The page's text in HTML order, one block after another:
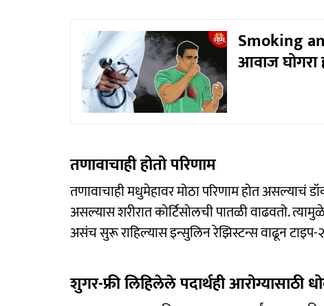
Smoking
आवाज घोगरा
तणावाचाही होतो परिणाम
तणावाचाही मधुमेहावर मोठा परिणाम होत असल्याचं
असल्यास शरीरात कोर्टिसोलची पातळी वाढवतो.
असंच सुरू राहिल्यास इन्सुलिन रेझिस्टन्स वाढून टाइप-
शुगर-फ्री लिहिलेले पदार्थही आरोग्यासाठी